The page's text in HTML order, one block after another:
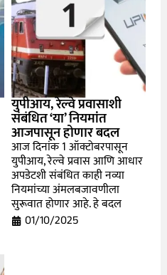
युपीआय, रेल्वे प्रवासाशी
संबंधित ‘या’ नियमांत
आजपासून होणार बदल
आज दिनांक 1 ऑक्टोबरपासून
युपीआय, रेल्वे प्रवास आणि आधार
अपडेटशी संबंधित काही नव्या
नियमांच्या अंमलबजावणीला
सुरूवात होणार आहे. हे बदल
01/10/2025